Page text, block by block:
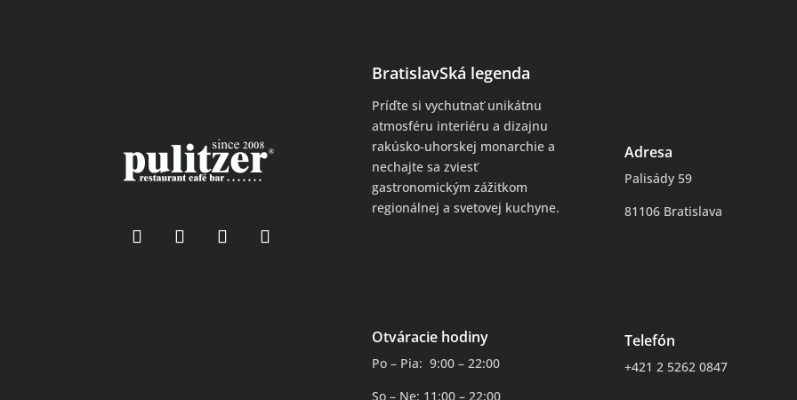
BratislavSká legenda
Príďte si vychutnať unikátnu
atmosféru interiéru a dizajnu
rakúsko-uhorskej monarchie a
nechajte sa zviesť
gastronomickým zážitkom
regionálnej a svetovej kuchyne.
Otváracie hodiny
Po – Pia: 9:00 – 22:00
So – Ne: 11:00 – 22:00
Adresa
Palisády 59
81106 Bratislava
Telefón
+421 2 5262 0847